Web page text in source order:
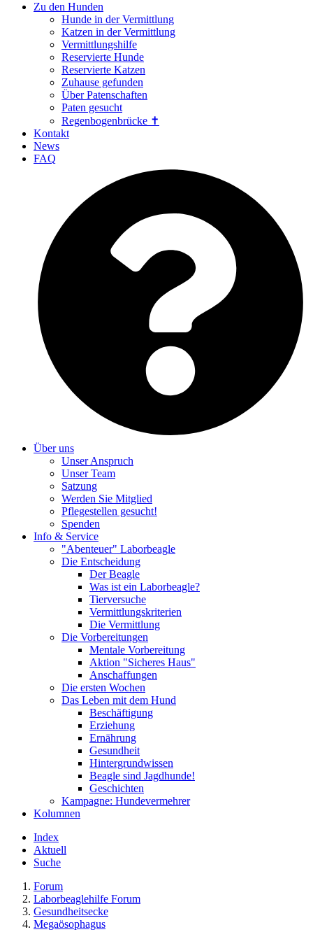
Zu den Hunden
Hunde in der Vermittlung
Katzen in der Vermittlung
Vermittlungshilfe
Reservierte Hunde
Reservierte Katzen
Zuhause gefunden
Über Patenschaften
Paten gesucht
Regenbogenbrücke ✝
Kontakt
News
FAQ
Über uns
Unser Anspruch
Unser Team
Satzung
Werden Sie Mitglied
Pflegestellen gesucht!
Spenden
Info & Service
"Abenteuer" Laborbeagle
Die Entscheidung
Der Beagle
Was ist ein Laborbeagle?
Tierversuche
Vermittlungskriterien
Die Vermittlung
Die Vorbereitungen
Mentale Vorbereitung
Aktion "Sicheres Haus"
Anschaffungen
Die ersten Wochen
Das Leben mit dem Hund
Beschäftigung
Erziehung
Ernährung
Gesundheit
Hintergrundwissen
Beagle sind Jagdhunde!
Geschichten
Kampagne: Hundevermehrer
Kolumnen
Index
Aktuell
Suche
Forum
Laborbeaglehilfe Forum
Gesundheitsecke
Megaösophagus